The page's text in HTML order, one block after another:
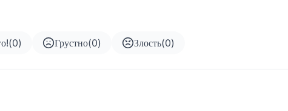
(0) Грустно(0) Злость(0)